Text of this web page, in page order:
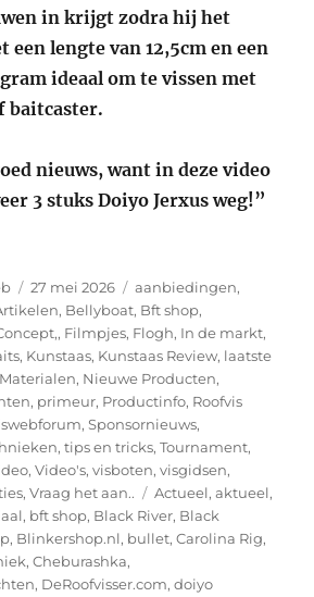
in krijgt zodra hij het
een lengte van 12,5cm en een
ideaal om te vissen met
baitcaster.
nieuws, want in deze video
3 stuks Doiyo Jerxus weg!”
youtube video Doiyo Jerxus”
Geplaatst
op
27 mei 2026 Categorieën
aanbiedingen,
, Bellyboat, Bft shop,
, Filmpjes, Flogh, In de markt,
, Kunstaas, Kunstaas Review, laatste
Materialen, Nieuwe Producten,
, primeur, Productinfo, Roofvis
,Sponsornieuws,
,tips en tricks,Tournament,
,Video's,visboten,visgidsen,
,Vraag het aan.. Tags
Actueel,aktueel,
, bft shop, Black River, Black
, Blinkershop.nl, bullet,Carolina Rig,
,Cheburashka,
, DeRoofvisser.com,doiyo